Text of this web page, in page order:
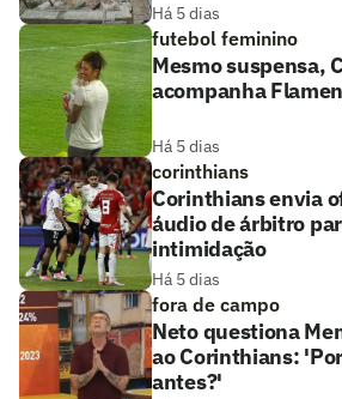
Há 5 dias
futebol feminino
Mesmo suspensa,
acompanha
Há 5 dias
corinthians
Corinthians envia
áudio de árbitro
intimidação
Há 5 dias
fora de campo
Neto questiona
ao Corinthians:
antes?'